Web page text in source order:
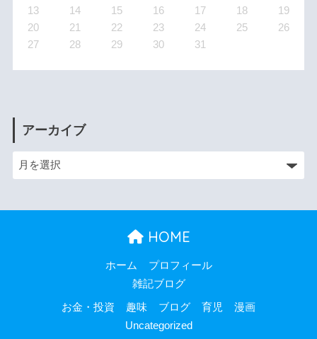
13
14 15 16 17 18
19
20
21 22 23 24 25
26
27
28 29 30 31
アーカイブ
HOME
ホーム
プロフィール
雑記ブログ
お金・投資 趣味 ブログ 育児
漫画
Uncategorized